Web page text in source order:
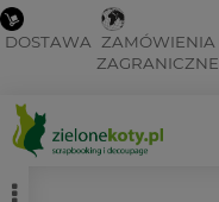
DOSTAWA ZAMÓWIENIA
ZAGRANICZNE